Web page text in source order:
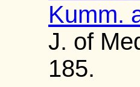
Kumm.
J. of
185.